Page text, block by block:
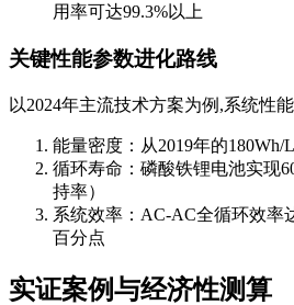
用率可达99.3%以上
关键性能参数进化路线
以2024年主流技术方案为例,系统性
能量密度：从2019年的180Wh/
循环寿命：磷酸铁锂电池实现
持率）
系统效率：AC-AC全循环效率
百分点
实证案例与经济性测算